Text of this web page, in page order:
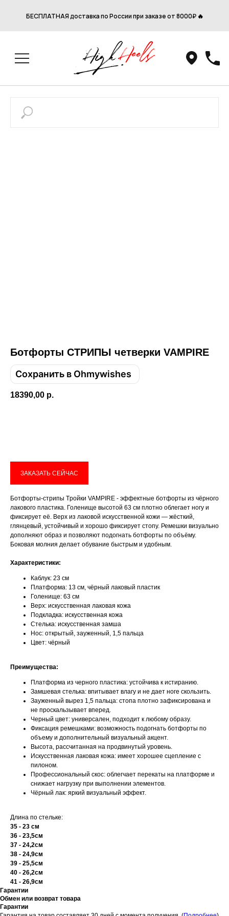
Привет! Дарим тебе -10% на первую
покупку! Подпишись на нашу рассылку
Телефон
Нажимая на кнопку, вы даете согласие на обработку своих
персональных данных согласно 152-ФЗ.
БЕСПЛАТНАЯ доставка по России при заказе от 8000₽ 🔥
Ботфорты СТРИПЫ четверки VAMPIRE
Сохранить в Ohmywishes
18390,00 р.
ЗАКАЗАТЬ СЕЙЧАС
Ботфорты-стрипы Tройки VAMPIRE - эффектные ботфорты из чёрного
лакового пластика. Голенище высотой 63 см плотно облегает ногу и
фиксирует её. Верх из лаковой искусственной кожи — жёсткий,
глянцевый, устойчивый и хорошо фиксирует стопу. Ремешки визуально
дополняют образ и позволяют подогнать ботфорты по объёму.
Боковая молния делает обувание быстрым и удобным.
Характеристики:
Каблук: 23 см
Платформа: 13 см, чёрный лаковый пластик
Голенище: 63 см
Верх: искусственная лаковая кожа
Подкладка: искусственная кожа
Стелька: искусственная замша
Нос: открытый, зауженный, 1,5 пальца
Цвет: чёрный
Преимущества:
Платформа из черного пластика: устойчива к истиранию.
Замшевая стелька: впитывает влагу и не дает ноге скользить.
Зауженный вырез 1,5 пальца: стопа плотно зафиксирована и
не проскальзывает вперед.
Черный цвет: универсален, подходит к любому образу.
Фиксация ремешками: возможность подогнать ботфорты по
объему и дополнительный визуальный акцент.
Высота, рассчитанная на продвинутый уровень.
Искусственная лаковая кожа: имеет хорошее сцепление с
пилоном.
Профессиональный скос: облегчает перекаты на платформе и
снижает нагрузку при выполнении элементов.
Чёрный лак: яркий визуальный эффект.
Длина по стельке:
35 - 23 см
36 - 23,5см
37 - 24,2см
38 - 24,9см
39 - 25,5см
40 - 26,2см
41 - 26,9см
Гарантии
Обмен или возврат товара
Гарантии